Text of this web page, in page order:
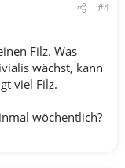
#4
Filz. Was
wächst, kann
viel Filz.
wöchentlich?